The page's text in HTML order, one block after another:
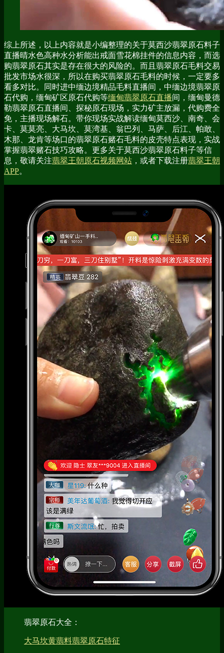
综上所述，以上内容就是小编整理的关于莫西沙翡翠原石料子
直播晴水色高种水分析能出戒面雪花棉挂件的信息内容，而选
购翡翠原石其实是存在很大的风险的。而且翡翠原石毛料交易
批发市场水很深，所以在购买翡翠原石毛料的时候，一定要多
看多对比。同时进中缅边境精品毛料直播间，中缅边境翡翠原
石代购，缅甸矿区原石代购等缅甸翡翠原石直播间，缅甸曼德
勒翡翠原石直播间、探秘原石现场，实力矿主放漏，代购费全
免，主播现场解石。带你现场实战解读缅甸莫西沙、南奇、会
卡、莫莫亮、大马坎、莫湾基、翁巴列、马萨、后江、帕敢、
木那、龙肯等场口的翡翠原石赌石毛料的皮壳特点表现，实战
掌握翡翠赌石技巧攻略。更多关于莫西沙翡翠原石料子等信
息，敬请关注翡翠王朝原石视频网站 ，或者下载注册翡翠王朝
APP。
翡翠原石大全：
大马坎黄翡料翡翠原石特征